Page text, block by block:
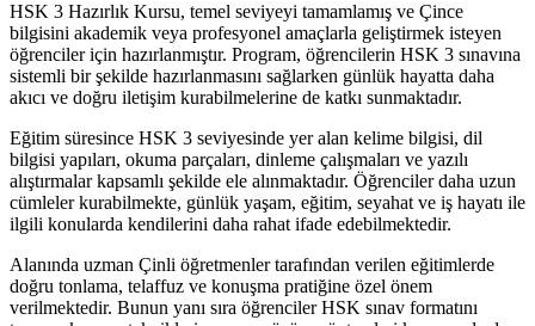
HSK 3 Hazırlık Kursu, temel seviyeyi tamamlamış ve Çince
bilgisini akademik veya profesyonel amaçlarla geliştirmek isteyen
öğrenciler için hazırlanmıştır. Program, öğrencilerin HSK 3 sınavına
sistemli bir şekilde hazırlanmasını sağlarken günlük hayatta daha
akıcı ve doğru iletişim kurabilmelerine de katkı sunmaktadır.
Eğitim süresince HSK 3 seviyesinde yer alan kelime bilgisi, dil
bilgisi yapıları, okuma parçaları, dinleme çalışmaları ve yazılı
alıştırmalar kapsamlı şekilde ele alınmaktadır. Öğrenciler daha uzun
cümleler kurabilmekte, günlük yaşam, eğitim, seyahat ve iş hayatı ile
ilgili konularda kendilerini daha rahat ifade edebilmektedir.
Alanında uzman Çinli öğretmenler tarafından verilen eğitimlerde
doğru tonlama, telaffuz ve konuşma pratiğine özel önem
verilmektedir. Bunun yanı sıra öğrenciler HSK sınav formatını